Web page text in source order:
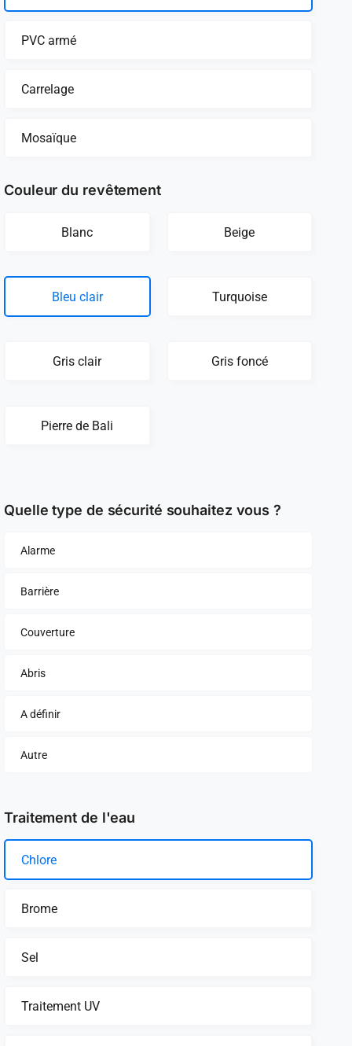
PVC armé
Carrelage
Mosaïque
Couleur du revêtement
Blanc Beige
Bleu clair Turquoise
Gris clair Gris foncé
Pierre de Bali
Quelle type de sécurité souhaitez vous ?
Alarme
Barrière
Couverture
Abris
A définir
Autre
Traitement de l'eau
Chlore
Brome
Sel
Traitement UV